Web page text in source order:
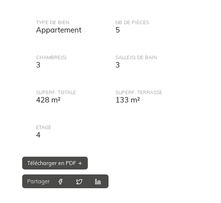
TYPE DE BIEN
Appartement
NB DE PIÈCES
5
CHAMBRE(S)
3
SALLE(S) DE BAIN
3
SUPERF. TOTALE
428 m²
SUPERF. TERRASSE
133 m²
ÉTAGE
4
Télécharger en PDF
Partager